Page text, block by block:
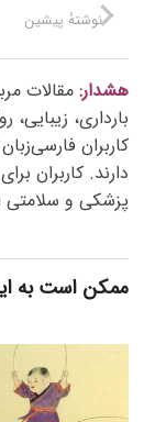
نوشتهٔ پیشین
هشدار: مقالات
بارداری،
کاربران
دارند. کاربران
پزشکی و سلامتی
ممکن است به